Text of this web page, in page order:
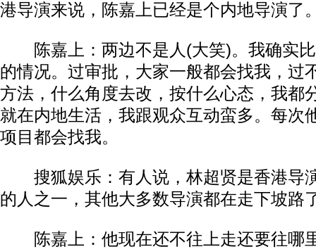
港导演来说，陈嘉上已经是个内地导演了
陈嘉上：两边不是人(大笑)。我确实比
的情况。过审批，大家一般都会找我，过
方法，什么角度去改，按什么心态，我都
就在内地生活，我跟观众互动蛮多。每次
项目都会找我。
搜狐娱乐：有人说，林超贤是香港导
的人之一，其他大多数导演都在走下坡路
陈嘉上：他现在还不往上走还要往哪